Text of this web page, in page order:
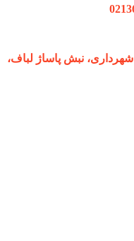
نبش پاساژ لباف،